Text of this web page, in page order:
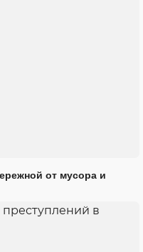
от мусора и